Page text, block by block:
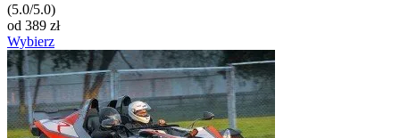
(5.0/5.0)
od 389 zł
Wybierz